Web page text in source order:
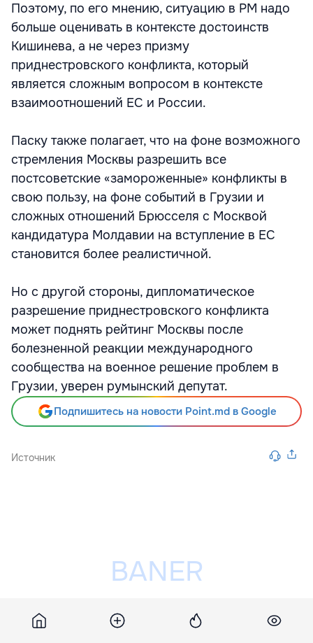
Поэтому, по его мнению, ситуацию в РМ надо
больше оценивать в контексте достоинств
Кишинева, а не через призму
приднестровского конфликта, который
является сложным вопросом в контексте
взаимоотношений ЕС и России.
Паску также полагает, что на фоне возможного
стремления Москвы разрешить все
постсоветские «замороженные» конфликты в
свою пользу, на фоне событий в Грузии и
сложных отношений Брюсселя с Москвой
кандидатура Молдавии на вступление в ЕС
становится более реалистичной.
Но с другой стороны, дипломатическое
разрешение приднестровского конфликта
может поднять рейтинг Москвы после
болезненной реакции международного
сообщества на военное решение проблем в
Грузии, уверен румынский депутат.
Подпишитесь на новости Point.md в Google
Источник